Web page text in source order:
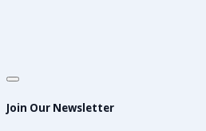
Join Our Newsletter